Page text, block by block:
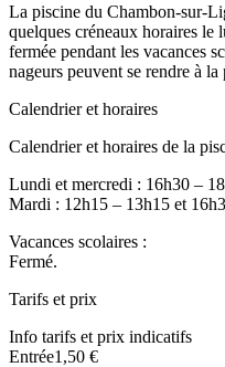
La piscine du Chambon-sur-
quelques créneaux horaires le
fermée pendant les vacances
nageurs peuvent se rendre à
Calendrier et horaires
Calendrier et horaires de la
Lundi et mercredi : 16h30 –
Mardi : 12h15 – 13h15 et
Vacances scolaires :
Fermé.
Tarifs et prix
Info tarifs et prix indicatifs
Entrée1,50 €